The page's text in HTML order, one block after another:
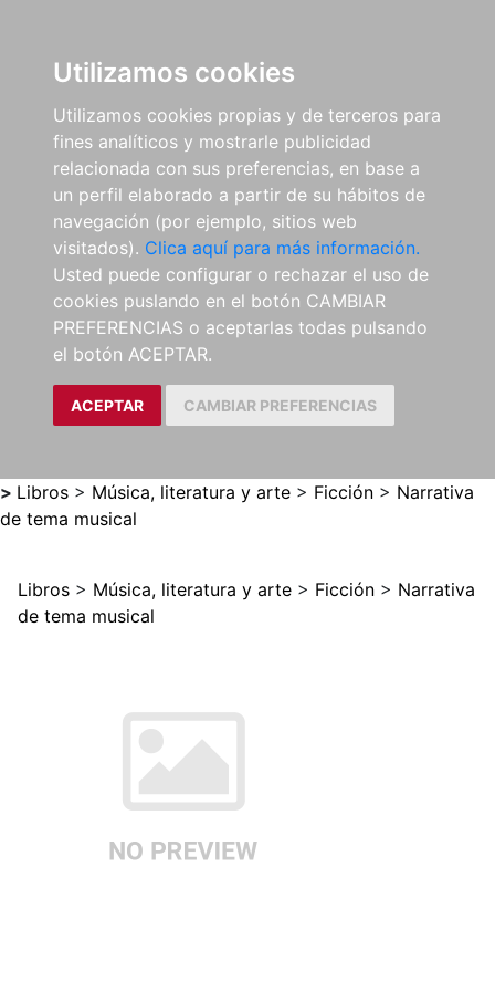
Utilizamos cookies
Utilizamos cookies propias y de terceros para
fines analíticos y mostrarle publicidad
relacionada con sus preferencias, en base a
un perfil elaborado a partir de su hábitos de
navegación (por ejemplo, sitios web
visitados). Clica aquí para más información.
Usted puede configurar o rechazar el uso de
cookies puslando en el botón CAMBIAR
PREFERENCIAS o aceptarlas todas pulsando
el botón ACEPTAR.
ACEPTAR CAMBIAR PREFERENCIAS
> Libros > Música, literatura y arte > Ficción > Narrativa
de tema musical
Libros > Música, literatura y arte > Ficción > Narrativa
de tema musical